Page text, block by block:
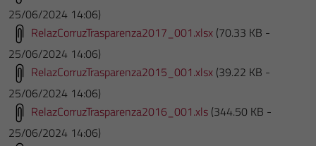
25/06/2024 14:06)
RelazCorruzTrasparenza2017_001.xlsx (70.33 KB -
25/06/2024 14:06)
RelazCorruzTrasparenza2015_001.xlsx (39.22 KB -
25/06/2024 14:06)
RelazCorruzTrasparenza2016_001.xls (344.50 KB -
25/06/2024 14:06)